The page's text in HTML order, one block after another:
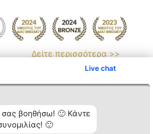
Live chat
σας βοηθήσω! 🙂 Κάντε
🙂
Δείτε περισσότερα >>